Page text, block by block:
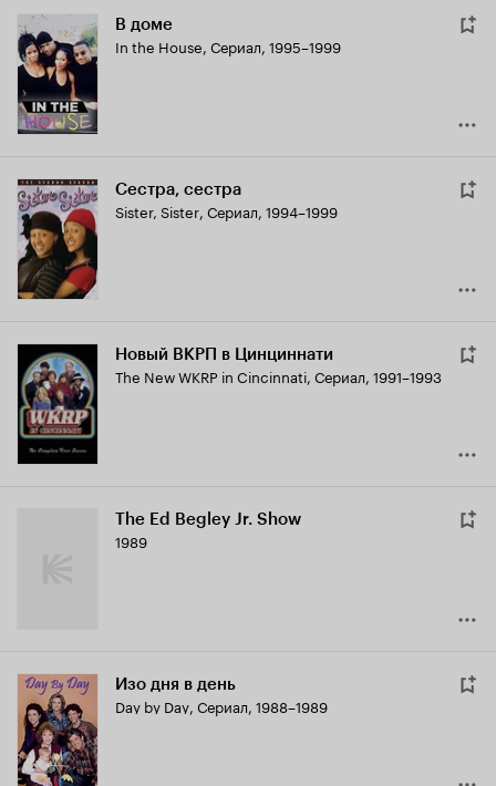
В доме
In the House, Сериал, 1995–1999
Сестра, сестра
Sister, Sister, Сериал, 1994–1999
Новый ВКРП в Цинциннати
The New WKRP in Cincinnati, Сериал, 1991–1993
The Ed Begley Jr. Show
1989
Изо дня в день
Day by Day, Сериал, 1988–1989